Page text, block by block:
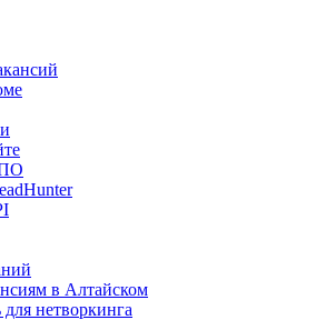
ПО
в Алтайском
для нетворкинга